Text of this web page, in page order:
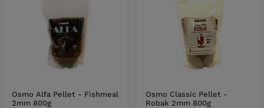
Osmo Alfa Pellet - Fishmeal
2mm 800g
Osmo Classic Pellet -
Robak 2mm 800g